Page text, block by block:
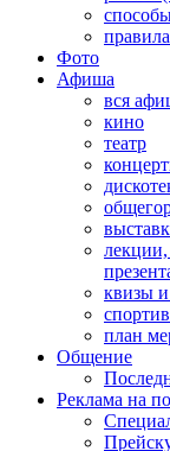
Фото
Афиша
вся
кино
театр
квизы
план
Общение
Реклама на